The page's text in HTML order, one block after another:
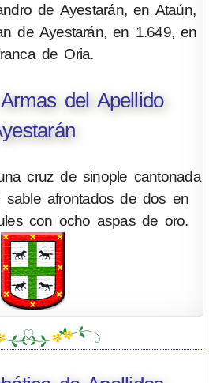
de Ayestarán, en Ataún,
de Ayestarán, en 1.649, en
de Oria.
del Apellido
cruz de sinople cantonada
afrontados de dos en
con ocho aspas de oro.